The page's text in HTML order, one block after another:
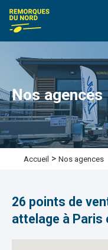
Remorques du nord
Nos agences
Accueil > Nos agences
26 points de
attelage à Paris